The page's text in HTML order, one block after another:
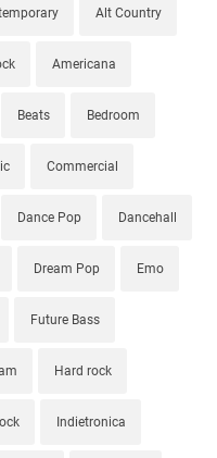
Alt Country
Americana
Beats Bedroom
Commercial
Dance Pop Dancehall
Dream Pop Emo
Future Bass
Hard rock
Indietronica